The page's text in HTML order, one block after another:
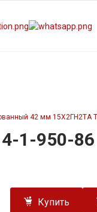
42 мм 15Х2ГН2ТА
1-950-86
Купить